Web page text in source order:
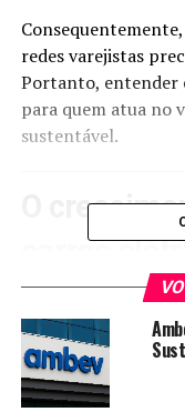
redes varejistas
Portanto, entender
para quem atua no
sustentável.
O
carros
O mercado de
crescimento
Segundo dados da
eletrificados